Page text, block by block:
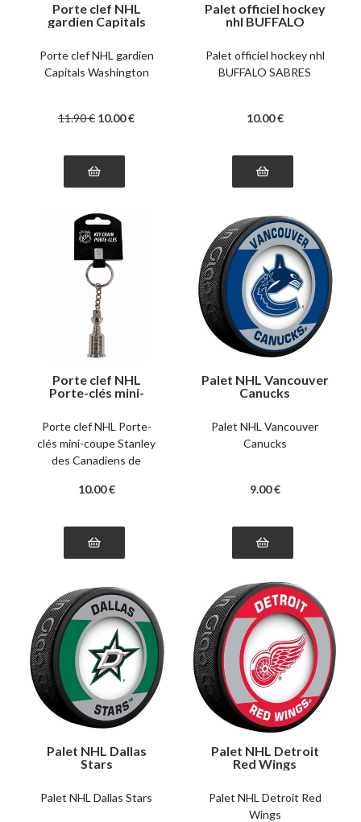
Porte clef NHL
gardien Capitals
Porte clef NHL gardien
Capitals Washington
11.90€ 10.00€
Palet officiel hockey
nhl BUFFALO
Palet officiel hockey nhl
BUFFALO SABRES
10.00 €
Porte clef NHL
Porte-clés mini-
Montréal
Porte clef NHL Porte-
clés mini-coupe Stanley
des Canadiens de
10.00 €
Palet NHL Vancouver
Canucks
Palet NHL Vancouver
Canucks
9.00 €
Palet NHL Dallas
Stars
Palet NHL Dallas Stars
Palet NHL Detroit
Red Wings
Palet NHL Detroit Red
Wings